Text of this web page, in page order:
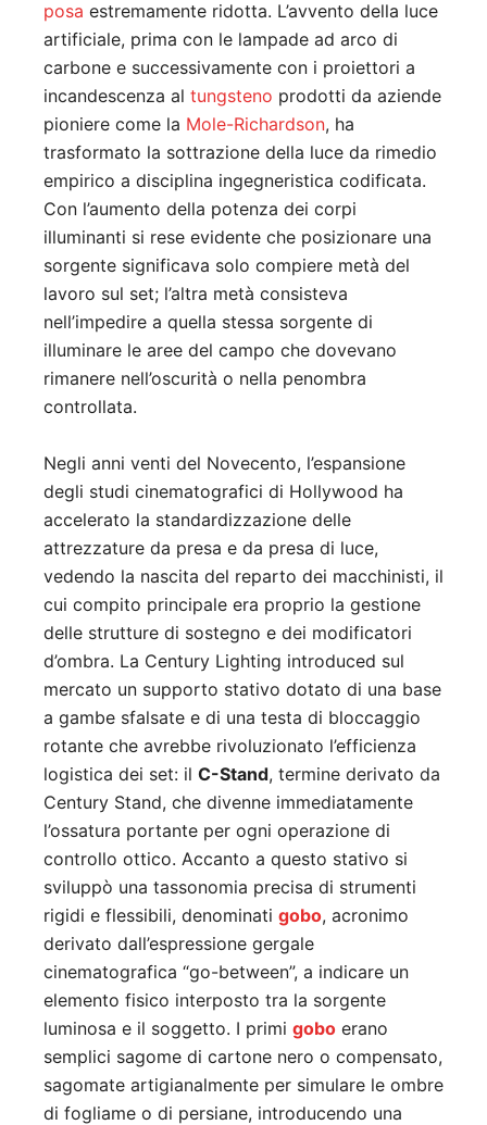
posa estremamente ridotta. L’avvento della luce
artificiale, prima con le lampade ad arco di
carbone e successivamente con i proiettori a
incandescenza al tungsteno prodotti da aziende
pioniere come la Mole-Richardson, ha
trasformato la sottrazione della luce da rimedio
empirico a disciplina ingegneristica codificata.
Con l’aumento della potenza dei corpi
illuminanti si rese evidente che posizionare una
sorgente significava solo compiere metà del
lavoro sul set; l’altra metà consisteva
nell’impedire a quella stessa sorgente di
illuminare le aree del campo che dovevano
rimanere nell’oscurità o nella penombra
controllata.
Negli anni venti del Novecento, l’espansione
degli studi cinematografici di Hollywood ha
accelerato la standardizzazione delle
attrezzature da presa e da presa di luce,
vedendo la nascita del reparto dei macchinisti, il
cui compito principale era proprio la gestione
delle strutture di sostegno e dei modificatori
d’ombra. La Century Lighting introduced sul
mercato un supporto stativo dotato di una base
a gambe sfalsate e di una testa di bloccaggio
rotante che avrebbe rivoluzionato l’efficienza
logistica dei set: il C-Stand, termine derivato da
Century Stand, che divenne immediatamente
l’ossatura portante per ogni operazione di
controllo ottico. Accanto a questo stativo si
sviluppò una tassonomia precisa di strumenti
rigidi e flessibili, denominati gobo, acronimo
derivato dall’espressione gergale
cinematografica “go-between”, a indicare un
elemento fisico interposto tra la sorgente
luminosa e il soggetto. I primi gobo erano
semplici sagome di cartone nero o compensato,
sagomate artigianalmente per simulare le ombre
di fogliame o di persiane, introducendo una